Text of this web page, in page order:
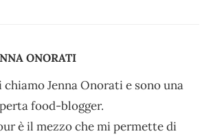
ONORATI
chiamo Jenna Onorati e sono una
food-blogger.
è il mezzo che mi permette di